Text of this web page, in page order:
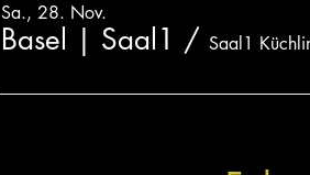
Sa., 28. Nov.
Basel | Saal1 /Saal1